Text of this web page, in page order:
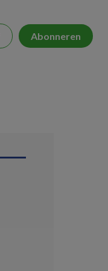
Abonneren